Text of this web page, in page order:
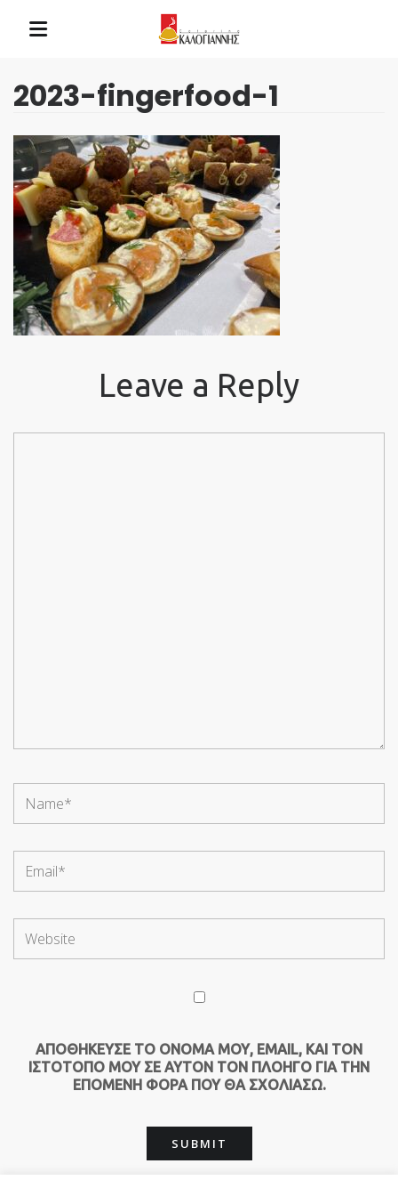
2023-fingerfood-1
Leave a Reply
ΑΠΟΘΉΚΕΥΣΕ ΤΟ ΌΝΟΜΆ ΜΟΥ, EMAIL, ΚΑΙ ΤΟΝ
ΙΣΤΌΤΟΠΟ ΜΟΥ ΣΕ ΑΥΤΌΝ ΤΟΝ ΠΛΟΗΓΌ ΓΙΑ ΤΗΝ
ΕΠΌΜΕΝΗ ΦΟΡΆ ΠΟΥ ΘΑ ΣΧΟΛΙΆΣΩ.